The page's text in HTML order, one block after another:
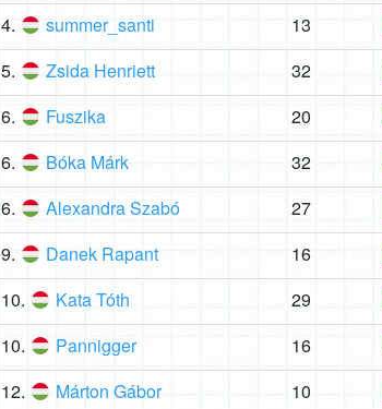
4. summer_santi 13
5. Zsida Henriett 32
6. Fuszika 20
6. Bóka Márk 32
6. Alexandra Szabó 27
9. Danek Rapant 16
10. Kata Tóth 29
10. Pannigger 16
12. Márton Gábor 10